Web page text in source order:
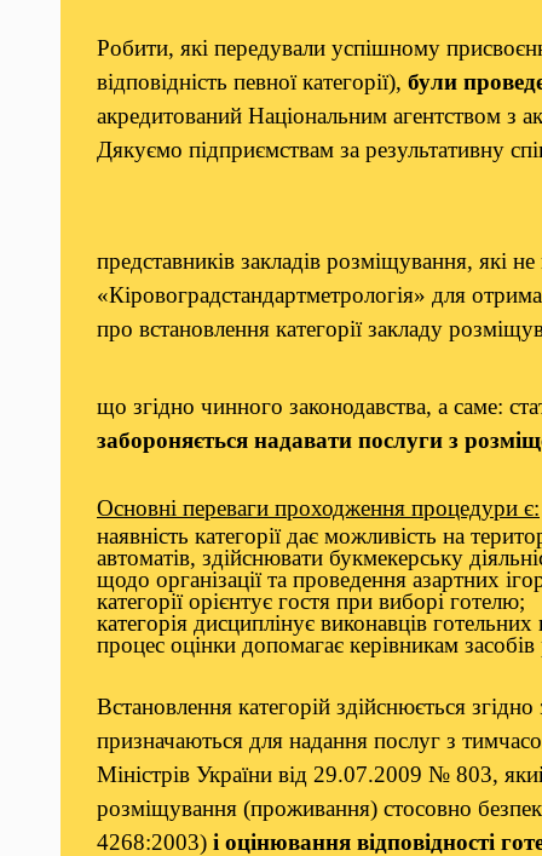
Робити, які передували успішному
відповідність певної категорії), були
акредитований Національним агентством з
Дякуємо підприємствам за результативну
представників закладів розміщування, які
«Кіровоградстандартметрологія» для
про встановлення категорії закладу
що згідно чинного законодавства, а саме:
забороняється надавати послуги з
Основні переваги проходження процедури є:
наявність категорії дає можливість на
автоматів, здійснювати букмекерську
щодо організації та проведення азартних
категорії орієнтує гостя при виборі готелю;
категорія дисциплінує виконавців
процес оцінки допомагає керівникам
Встановлення категорій здійснюється
призначаються для надання послуг з
Міністрів України від 29.07.2009 № 803,
розміщування (проживання) стосовно
4268:2003) і оцінювання відповідності